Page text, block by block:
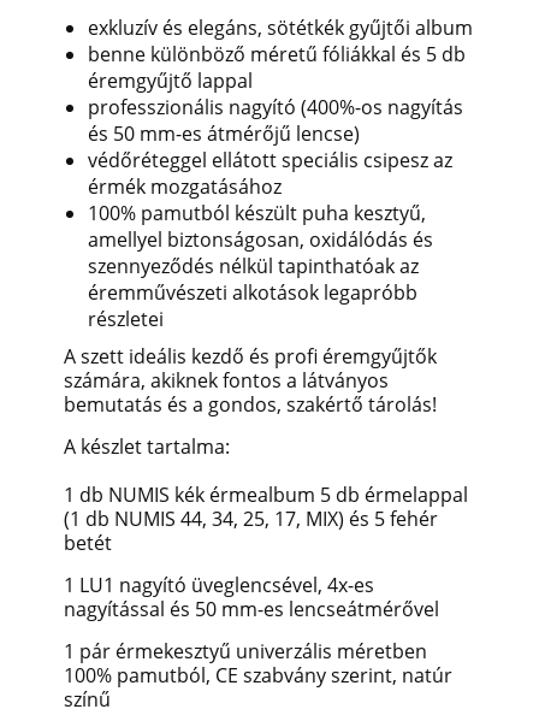
exkluzív és elegáns, sötétkék gyűjtői album
benne különböző méretű fóliákkal és 5 db
éremgyűjtő lappal
professzionális nagyító (400%-os nagyítás
és 50 mm-es átmérőjű lencse)
védőréteggel ellátott speciális csipesz az
érmék mozgatásához
100% pamutból készült puha kesztyű,
amellyel biztonságosan, oxidálódás és
szennyeződés nélkül tapinthatóak az
éremművészeti alkotások legapróbb
részletei
A szett ideális kezdő és profi éremgyűjtők
számára, akiknek fontos a látványos
bemutatás és a gondos, szakértő tárolás!
A készlet tartalma:
1 db NUMIS kék érmealbum 5 db érmelappal
(1 db NUMIS 44, 34, 25, 17, MIX) és 5 fehér
betét
1 LU1 nagyító üveglencsével, 4x-es
nagyítással és 50 mm-es lencseátmérővel
1 pár érmekesztyű univerzális méretben
100% pamutból, CE szabvány szerint, natúr
színű